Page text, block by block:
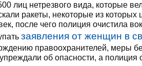
лиц нетрезвого вида, которые
ракеты, некоторые из
после чего полиция очистила
заявления от женщин в
правоохранителей, меры
об опасности, а полиция